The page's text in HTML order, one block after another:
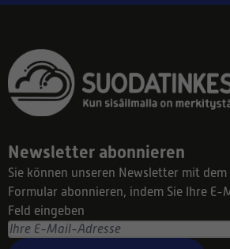
Newsletter abonnieren
Sie können unseren Newsletter mit
Formular abonnieren, indem Sie Ihre E-
Feld eingeben